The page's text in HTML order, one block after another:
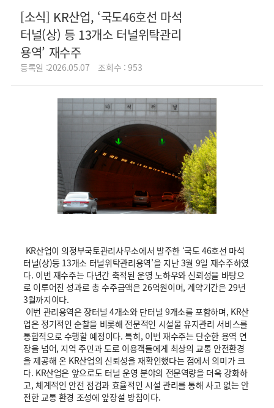
[소식] KR산업, ‘국도46호선 마석
터널(상) 등 13개소 터널위탁관리
용역’ 재수주
등록일 :2026.05.07 조회수 : 953
KR산업이 의정부국토관리사무소에서 발주한 ‘국도 46호선 마석
터널(상)등 13개소 터널위탁관리용역’을 지난 3월 9일 재수주하였
다. 이번 재수주는 다년간 축적된 운영 노하우와 신뢰성을 바탕으
로 이루어진 성과로 총 수주금액은 26억원이며, 계약기간은 29년
3월까지이다.
이번 관리용역은 장터널 4개소와 단터널 9개소를 포함하며, KR산
업은 정기적인 순찰을 비롯해 전문적인 시설물 유지관리 서비스를
통합적으로 수행할 예정이다. 특히, 이번 재수주는 단순한 용역 연
장을 넘어, 지역 주민과 도로 이용객들에게 최상의 교통 안전환경
을 제공해 온 KR산업의 신뢰성을 재확인했다는 점에서 의미가 크
다. KR산업은 앞으로도 터널 운영 분야의 전문역량을 더욱 강화하
고, 체계적인 안전 점검과 효율적인 시설 관리를 통해 사고 없는 안
전한 교통 환경 조성에 앞장설 방침이다.